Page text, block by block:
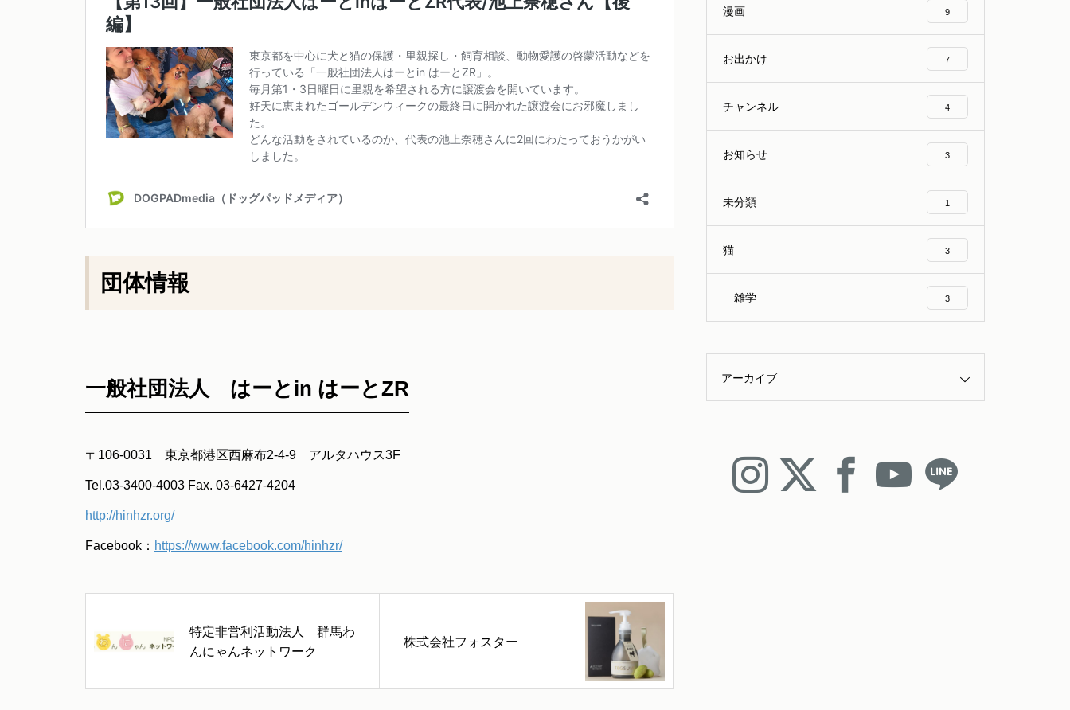
団体情報
一般社団法人 はーとin はーとZR
〒106-0031 東京都港区西麻布2-4-9 アルタハウス3F
Tel.03-3400-4003 Fax. 03-6427-4204
http://hinhzr.org/
Facebook： https://www.facebook.com/hinhzr/
特定非営利活動法人 群馬わ
んにゃんネットワーク
株式会社フォスター
漫画 9
お出かけ 7
チャンネル 4
お知らせ 3
未分類 1
猫 3
雑学 3
アーカイブ